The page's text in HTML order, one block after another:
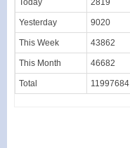
Today 2819
Yesterday 9020
This Week 43862
This Month 46682
Total 11997684